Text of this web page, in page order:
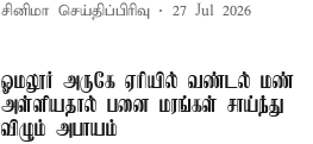
சினிமா செய்திப்பிரிவு 27 Jul 2026
ஓமலூர் அருகே ஏரியில் வண்டல் மண்
அள்ளியதால் பனை மரங்கள் சாய்ந்து
விழும் அபாயம்